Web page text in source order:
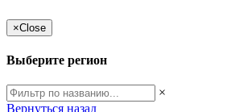
×Close
Выберите регион
×
Вернуться назад